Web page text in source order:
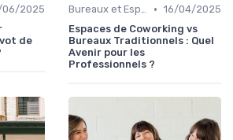
06/2025
de
Bureaux et Espaces de Coworking • 16/04/2025
Espaces de Coworking vs
Bureaux Traditionnels : Quel
Avenir pour les
Professionnels ?